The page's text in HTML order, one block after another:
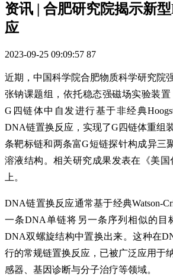
资讯 | 合肥研究院揭示新
应
2023-09-25 09:09:57 87
近期，中国科学院合肥物质科学研究院
张钠课题组，依托稳态强磁场实验装置
G四链体中自发进行基于非经典
DNA链置换反应，实现了G四链体重组
条靶标链和两条富G短链探针构成异三
溶液结构。相关研究成果发表在《美国
上。
DNA链置换反应通常基于经典Watson-
一条DNA单链将另一条序列相似的目
DNA双螺旋结构中置换出来。这种在
行的常规链置换反应，已被广泛应用于
感器、基因诊断与分子治疗等领域。